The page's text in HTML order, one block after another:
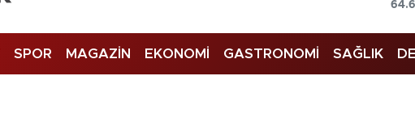
SPOR MAGAZİN EKONOMİ GASTRONOMİ SAĞLIK